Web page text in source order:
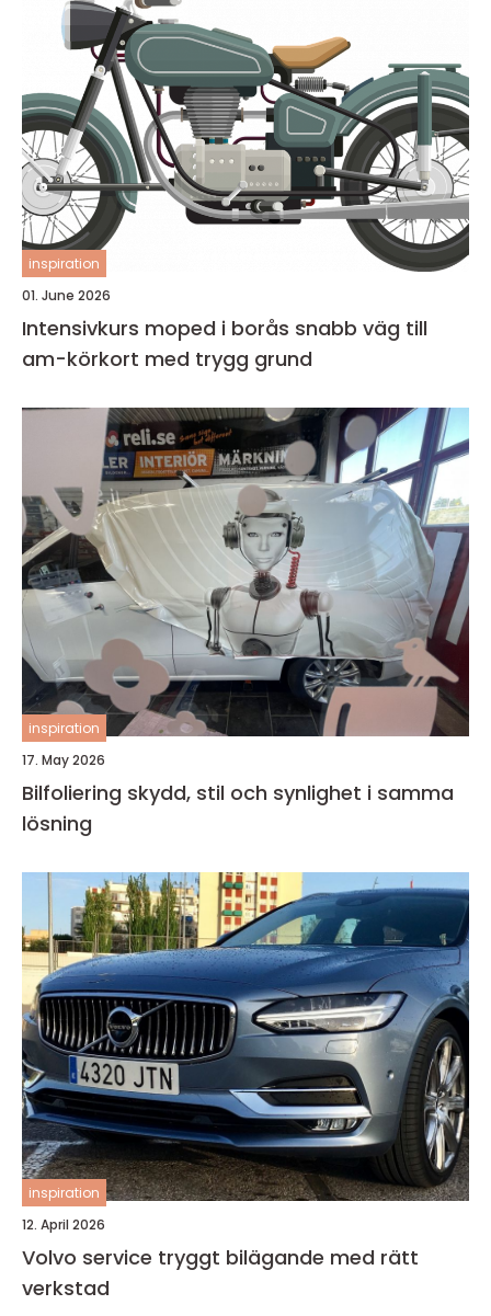
inspiration
01. June 2026
Intensivkurs moped i borås snabb väg till
am-körkort med trygg grund
inspiration
17. May 2026
Bilfoliering skydd, stil och synlighet i samma
lösning
inspiration
12. April 2026
Volvo service tryggt bilägande med rätt
verkstad